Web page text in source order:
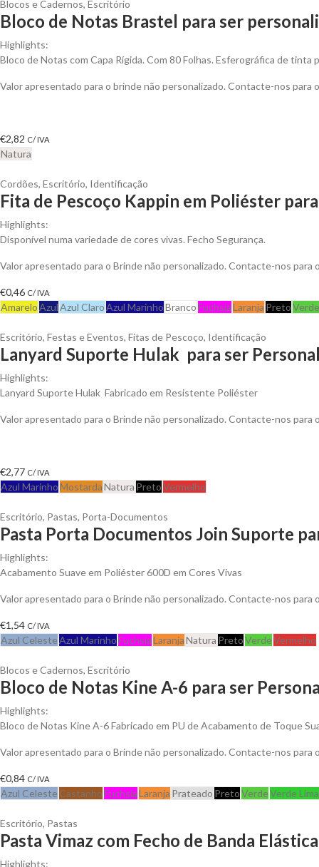
Blocos e Cadernos, Escritório
Bloco de Notas Brastel para ser
Highlights:
Bloco de Notas com Capa Rígida. Com 80 Folhas. Esferográfica de
Valor apresentado para o brinde não personalizado. Contacte-nos
€2,82 C/ IVA
Natura
Cordões, Escritório, Identificação
Fita de Pescoço Kappin em Poliéster
Highlights:
Disponível numa variedade de cores vivas. Fecho Segurança.
Valor apresentado para o Brinde não personalizado. Contacte-nos
€0,46 C/ IVA
AmareloAzulAzul ClaroAzul MarinhoBrancoFuchsiaLaranja PretoVerde
Escritório, Festas e Eventos, Fitas de Pescoço, Identificação
Lanyard Suporte Hulak para ser
Highlights:
Lanyard Suporte Hulak Fabricado em Resistente Poliéster
Valor apresentado para o Brinde não personalizado. Contacte-nos
€2,77 C/ IVA
Azul MarinhoMostardaNatura PretoVermelho
Escritório, Pastas, Porta-Documentos
Pasta Porta Documentos Join Suporte
Highlights:
Acabamento Suave em Poliéster 600D em Cores Vivas
Valor apresentado para o Brinde não personalizado. Contacte-nos
€1,54 C/ IVA
Azul CelesteAzul MarinhoFuchsiaLaranjaNatura PretoVerdeVermelho
Blocos e Cadernos, Escritório
Bloco de Notas Kine A-6 para ser
Highlights:
Bloco de Notas Kine A-6 Fabricado em PU de Acabamento de Toque
Valor apresentado para o Brinde não personalizado. Contacte-nos
€0,84 C/ IVA
Azul Celeste CastanhoFuchsiaLaranja Prateado PretoVerdeVerde Lima
Escritório, Pastas
Pasta Vimaz com Fecho de Banda
Highlights: